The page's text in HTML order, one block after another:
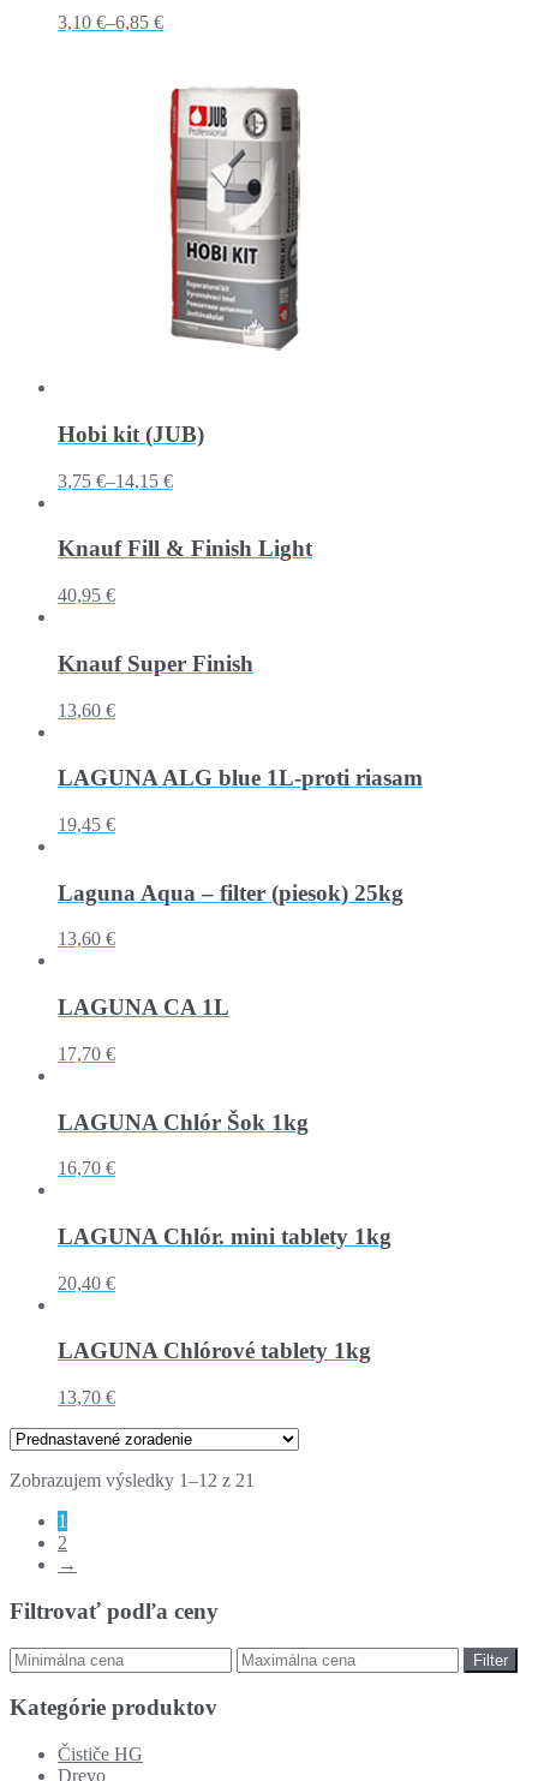
3,10 €–6,85 €
Hobi kit (JUB)
3,75 €–14,15 €
Knauf Fill & Finish Light
40,95 €
Knauf Super Finish
13,60 €
LAGUNA ALG blue 1L-proti riasam
19,45 €
Laguna Aqua – filter (piesok) 25kg
13,60 €
LAGUNA CA 1L
17,70 €
LAGUNA Chlór Šok 1kg
16,70 €
LAGUNA Chlór. mini tablety 1kg
20,40 €
LAGUNA Chlórové tablety 1kg
13,70 €
Zobrazujem výsledky 1–12 z 21
1
2
→
Filtrovať podľa ceny
Filter
Kategórie produktov
Čističe HG
Drevo